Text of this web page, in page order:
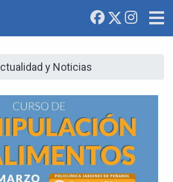
y Noticias